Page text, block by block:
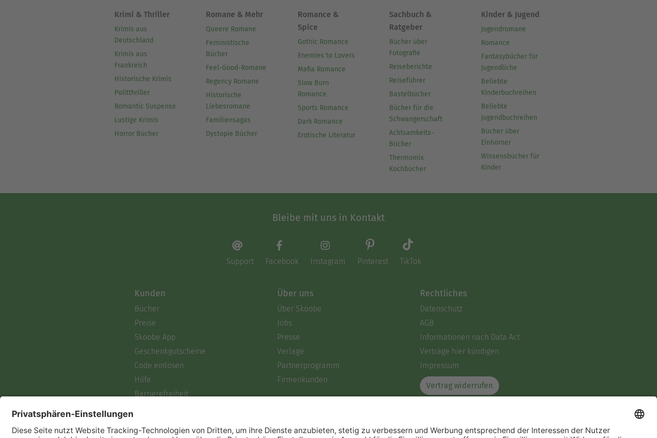
Krimi & Thriller
Krimis aus
Deutschland
Krimis aus
Frankreich
Historische Krimis
Politthriller
Romantic Suspense
Lustige Krimis
Horror Bücher
Romane & Mehr
Queere Romane
Feministische
Bücher
Feel-Good-Romane
Regency Romane
Historische
Liebesromane
Familiensagas
Dystopie Bücher
Romance &
Spice
Gothic Romance
Enemies to Lovers
Mafia Romance
Slow Burn
Romance
Sports Romance
Dark Romance
Erotische Literatur
Sachbuch &
Ratgeber
Bücher über
Fotografie
Reiseberichte
Reiseführer
Bastelbücher
Bücher für die
Schwangerschaft
Achtsamkeits-
Bücher
Thermomix
Kochbücher
Kinder & Jugend
Jugendromane
Romance
Fantasybücher für
Jugendliche
Beliebte
Kinderbuchreihen
Beliebte
Jugendbuchreihen
Bücher über
Einhörner
Wissensbücher für
Kinder
Bleibe mit uns in Kontakt
Support Facebook Instagram Pinterest TikTok
Kunden
Bücher
Preise
Skoobe App
Geschenkgutscheine
Code einlösen
Hilfe
Barrierefreiheit
Über uns
Über Skoobe
Jobs
Presse
Verlage
Partnerprogramm
Firmenkunden
Rechtliches
Datenschutz
AGB
Informationen nach Data Act
Verträge hier kündigen
Impressum
Vertrag widerrufen